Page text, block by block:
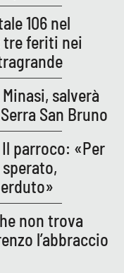
106 nel
tre feriti nei
salverà
San Bruno
parroco: «Per
non trova
l’abbraccio